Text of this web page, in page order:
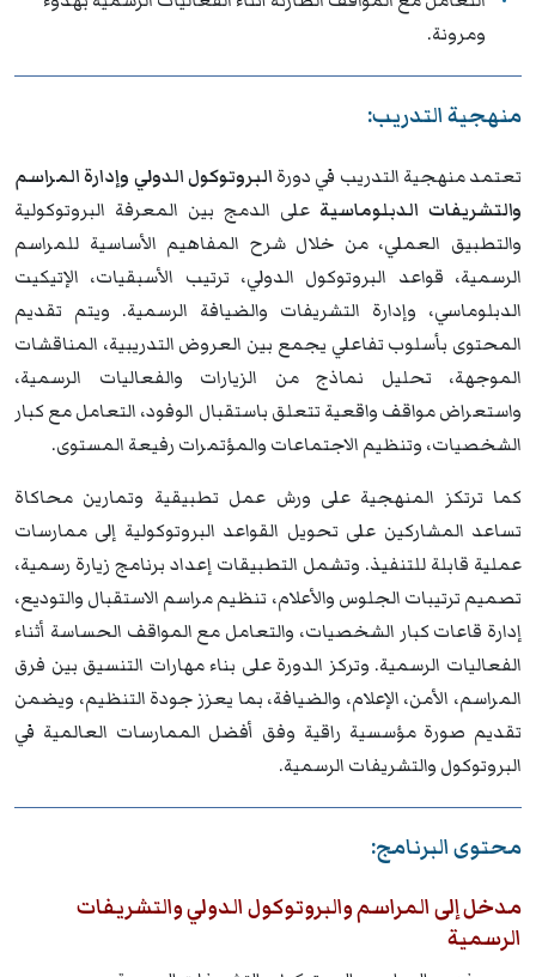
ومرونة.
منهجية التدريب:
تعتمد منهجية التدريب في دورة البروتوكول الدولي وإدارة المراسم
والتشريفات الدبلوماسية على الدمج بين المعرفة البروتوكولية
والتطبيق العملي، من خلال شرح المفاهيم الأساسية للمراسم
الرسمية، قواعد البروتوكول الدولي، ترتيب الأسبقيات، الإتيكيت
الدبلوماسي، وإدارة التشريفات والضيافة الرسمية. ويتم تقديم
المحتوى بأسلوب تفاعلي يجمع بين العروض التدريبية، المناقشات
الموجهة، تحليل نماذج من الزيارات والفعاليات الرسمية،
واستعراض مواقف واقعية تتعلق باستقبال الوفود، التعامل مع كبار
الشخصيات، وتنظيم الاجتماعات والمؤتمرات رفيعة المستوى.
كما ترتكز المنهجية على ورش عمل تطبيقية وتمارين محاكاة
تساعد المشاركين على تحويل القواعد البروتوكولية إلى ممارسات
عملية قابلة للتنفيذ. وتشمل التطبيقات إعداد برنامج زيارة رسمية،
تصميم ترتيبات الجلوس والأعلام، تنظيم مراسم الاستقبال والتوديع،
إدارة قاعات كبار الشخصيات، والتعامل مع المواقف الحساسة أثناء
الفعاليات الرسمية. وتركز الدورة على بناء مهارات التنسيق بين فرق
المراسم، الأمن، الإعلام، والضيافة، بما يعزز جودة التنظيم، ويضمن
تقديم صورة مؤسسية راقية وفق أفضل الممارسات العالمية في
البروتوكول والتشريفات الرسمية.
محتوى البرنامج:
مدخل إلى المراسم والبروتوكول الدولي والتشريفات
الرسمية